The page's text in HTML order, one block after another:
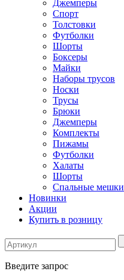
Джемперы
Спорт
Толстовки
Футболки
Шорты
Боксеры
Майки
Наборы трусов
Носки
Трусы
Брюки
Джемперы
Комплекты
Пижамы
Футболки
Халаты
Шорты
Спальные мешки
Новинки
Акции
Купить в розницу
Введите запрос